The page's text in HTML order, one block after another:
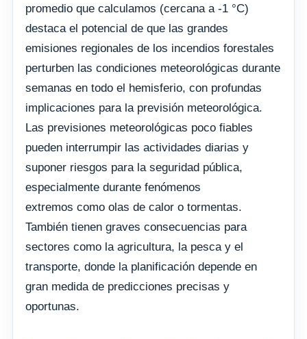
promedio que calculamos (cercana a -1 °C)
destaca el potencial de que las grandes
emisiones regionales de los incendios forestales
perturben las condiciones meteorológicas durante
semanas en todo el hemisferio, con profundas
implicaciones para la previsión meteorológica.
Las previsiones meteorológicas poco fiables
pueden interrumpir las actividades diarias y
suponer riesgos para la seguridad pública,
especialmente durante fenómenos
extremos como olas de calor o tormentas.
También tienen graves consecuencias para
sectores como la agricultura, la pesca y el
transporte, donde la planificación depende en
gran medida de predicciones precisas y
oportunas.